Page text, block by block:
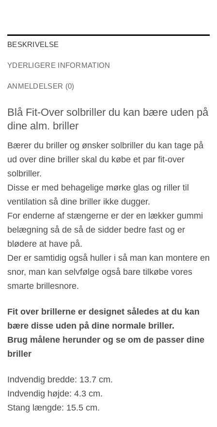
BESKRIVELSE
YDERLIGERE INFORMATION
ANMELDELSER (0)
Blå Fit-Over solbriller du kan bære uden på
dine alm. briller
Bærer du briller og ønsker solbriller du kan tage på
ud over dine briller skal du købe et par fit-over
solbriller.
Disse er med behagelige mørke glas og riller til
ventilation så dine briller ikke dugger.
For enderne af stængerne er der en lækker gummi
belægning så de så de sidder bedre fast og er
blødere at have på.
Der er samtidig også huller i så man kan montere en
snor, man kan selvfølge også bare tilkøbe vores
smarte brillesnore.
Fit over brillerne er designet således at du kan
bære disse uden på dine normale briller.
Brug målene herunder og se om de passer dine
briller
Indvendig bredde: 13.7 cm.
Indvendig højde: 4.3 cm.
Stang længde: 15.5 cm.